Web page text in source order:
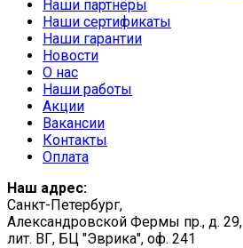
Наши партнёры
Наши сертификаты
Наши гарантии
Новости
О нас
Наши работы
Акции
Вакансии
Контакты
Оплата
Наш адрес:
Санкт-Петербург,
Александровской Фермы пр., д. 29,
лит. ВГ, БЦ "Эврика", оф. 241